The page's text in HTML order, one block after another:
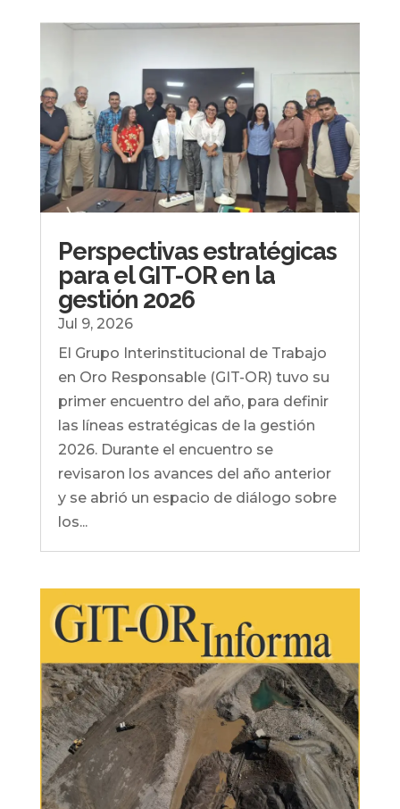
Perspectivas estratégicas
para el GIT-OR en la
gestión 2026
Jul 9, 2026
El Grupo Interinstitucional de Trabajo
en Oro Responsable (GIT-OR) tuvo su
primer encuentro del año, para definir
las líneas estratégicas de la gestión
2026. Durante el encuentro se
revisaron los avances del año anterior
y se abrió un espacio de diálogo sobre
los...